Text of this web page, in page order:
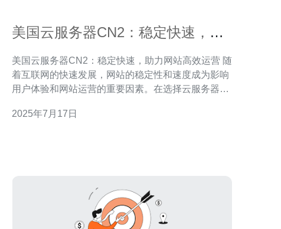
美国云服务器CN2：稳定快速，助
美国云服务器CN2：稳定快速，助力网站高效运营 随
着互联网的快速发展，网站的稳定性和速度成为影响
用户体验和网站运营的重要因素。在选择云服务器
云服务器CN2以其稳定快速的性能，成为越来越多网
2025年7月17日